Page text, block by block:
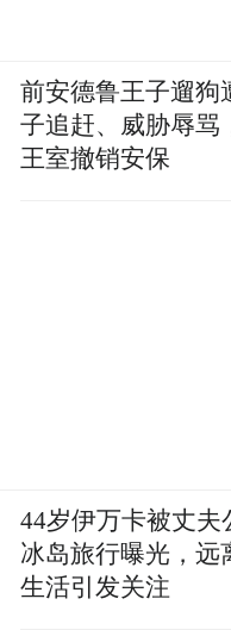
前安德鲁王子遛狗
子追赶、威胁辱骂
王室撤销安保
44岁伊万卡被丈夫
冰岛旅行曝光，远
生活引发关注